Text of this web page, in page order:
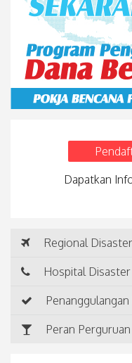
Dapatkan
Regional
Hospital Disaster
Penanggulangan
Peran